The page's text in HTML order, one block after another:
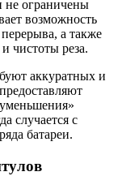
не ограничены
возможность
а также
чистоты реза.
аккуратных и
случается с
батареи.